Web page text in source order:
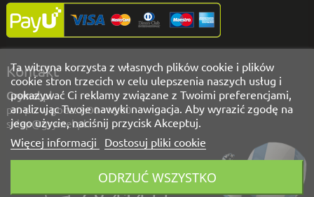
Ta witryna korzysta z własnych plików cookie i plików
cookie stron trzecich w celu ulepszenia naszych usług i
pokazywać Ci reklamy związane z Twoimi preferencjami,
analizując Twoje nawyki nawigacja. Aby wyrazić zgodę na
jego użycie, naciśnij przycisk Akceptuj.
Więcej informacji
Dostosuj pliki cookie
ODRZUĆ WSZYSTKO
Kontakt
Grymel.pl
pn.-pt. w godz. 9:00 - 16:00
sklep@grymel.pl
Masz pytania?
Zadzwoń!